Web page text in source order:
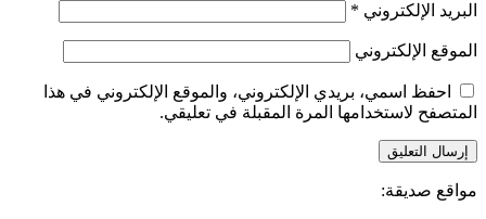
البريد الإلكتروني *
الموقع الإلكتروني
احفظ اسمي، بريدي الإلكتروني، والموقع الإلكتروني في هذا
المتصفح لاستخدامها المرة المقبلة في تعليقي.
مواقع صديقة: